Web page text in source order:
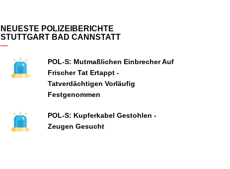
NEUESTE POLIZEIBERICHTE
STUTTGART BAD CANNSTATT
POL-S: Mutmaßlichen Einbrecher Auf
Frischer Tat Ertappt -
Tatverdächtigen Vorläufig
Festgenommen
POL-S: Kupferkabel Gestohlen -
Zeugen Gesucht